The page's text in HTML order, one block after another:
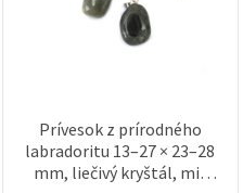
Prívesok z prírodného
labradoritu 13–27 × 23–28
mm, liečivý kryštál, mix